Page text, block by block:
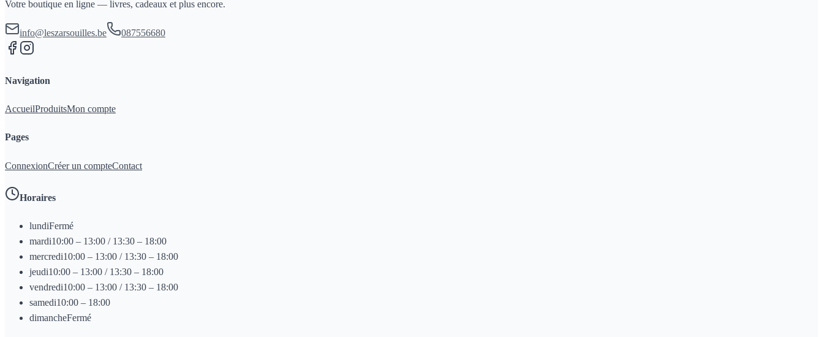
Votre boutique en ligne — livres, cadeaux et plus encore.
info@leszarsouilles.be 087556680
Navigation
AccueilProduitsMon compte
Pages
ConnexionCréer un compteContact
Horaires
lundiFermé
mardi10:00 – 13:00 / 13:30 – 18:00
mercredi10:00 – 13:00 / 13:30 – 18:00
jeudi10:00 – 13:00 / 13:30 – 18:00
vendredi10:00 – 13:00 / 13:30 – 18:00
samedi10:00 – 18:00
dimancheFermé